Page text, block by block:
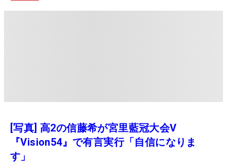
[写真] 高2の信藤希が宮里藍冠大会V
『Vision54』で有言実行「自信になりま
す」